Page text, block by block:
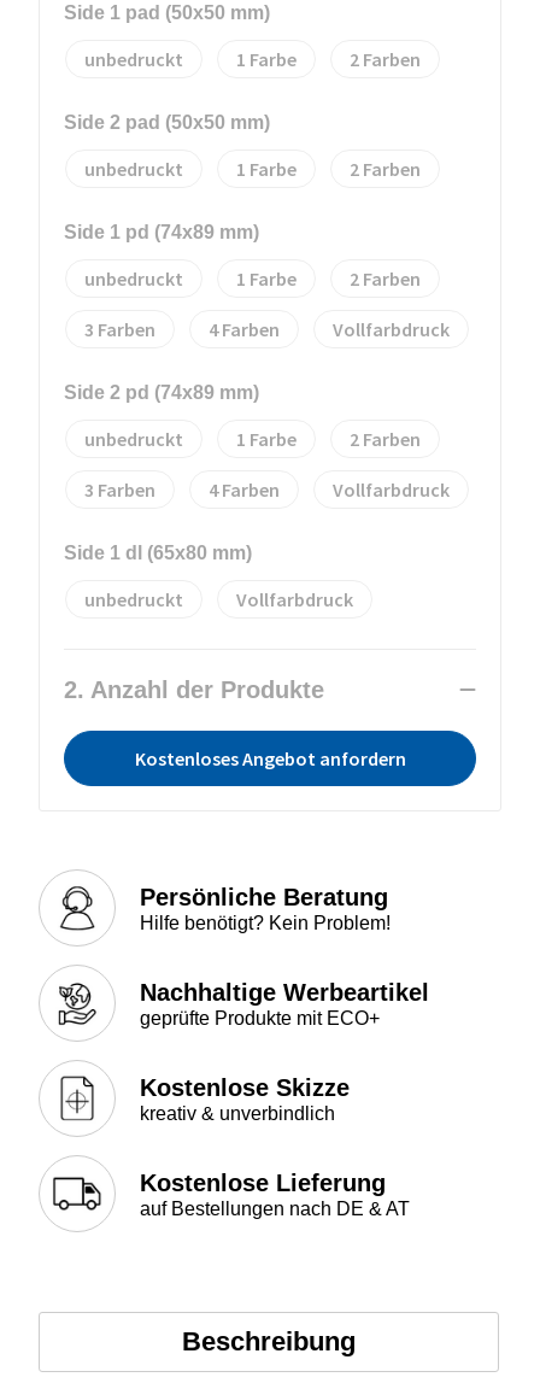
Side 1 pad (50x50 mm)
unbedruckt 1 2
Side 2 pad (50x50 mm)
unbedruckt 1 2
Side 1 pd (74x89 mm)
unbedruckt 1 2
3 4 Vollfarbdruck
Side 2 pd (74x89 mm)
unbedruckt 1 2
3 4 Vollfarbdruck
Side 1 dl (65x80 mm)
unbedruckt Vollfarbdruck
2. Anzahl der Produkte
Kostenloses Angebot anfordern
Persönliche Beratung
Hilfe benötigt? Kein Problem!
Nachhaltige Werbeartikel
geprüfte Produkte mit ECO+
Kostenlose Skizze
kreativ & unverbindlich
Kostenlose Lieferung
auf Bestellungen nach DE & AT
Beschreibung